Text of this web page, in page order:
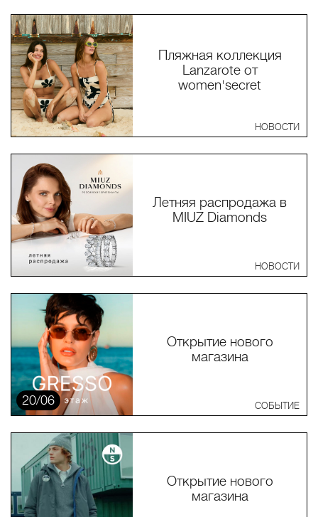
Пляжная коллекция
Lanzarote от
women'secret
НОВОСТИ
Летняя распродажа в
MIUZ Diamonds
НОВОСТИ
Открытие нового
магазина
20/06 СОБЫТИЕ
Открытие нового
магазина